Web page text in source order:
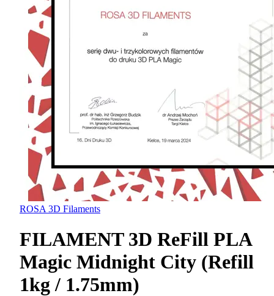
ROSA 3D Filaments
FILAMENT 3D ReFill PLA
Magic Midnight City (Refill
1kg / 1.75mm)